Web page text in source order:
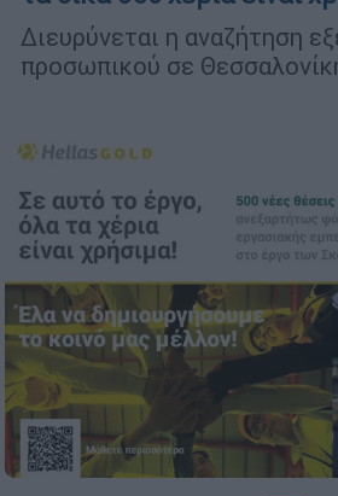
Διευρύνεται η αναζήτηση
προσωπικού σε